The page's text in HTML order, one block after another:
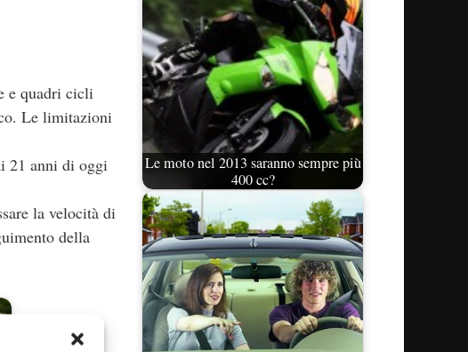
e quadri cicli
Le limitazioni
21 anni di oggi
la velocità di
della
Le moto nel 2013 saranno sempre più
400 cc?